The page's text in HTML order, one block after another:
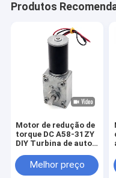
Produtos
Motor de redução de
torque DC A58-31ZY
DIY Turbina de auto-
torque caixa de
engrenagens de ver
Melhor preço